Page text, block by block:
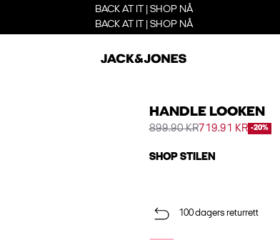
BACK AT IT | SHOP NÅ
BACK AT IT | SHOP NÅ
HANDLE LOOKEN
899.90 KR719.91 KR -20%
SHOP STILEN
100 dagers returrett